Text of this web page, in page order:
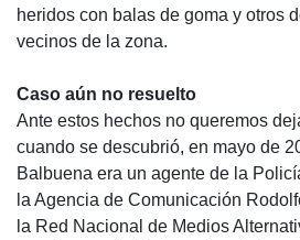
heridos con balas de goma y otros
vecinos de la zona.
Caso aún no resuelto
Ante estos hechos no queremos
cuando se descubrió, en mayo de
Balbuena era un agente de la
la Agencia de Comunicación
la Red Nacional de Medios